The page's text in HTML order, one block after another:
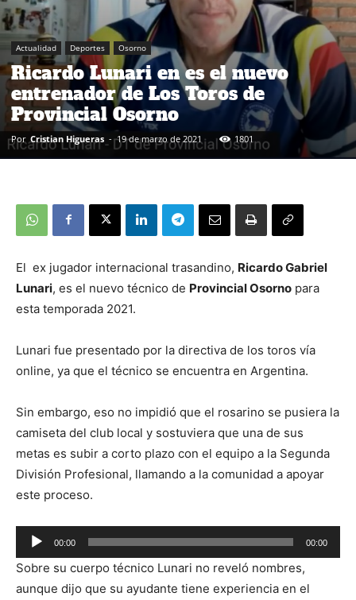
Actualidad Deportes Osorno
Ricardo Lunari en es el nuevo
entrenador de Los Toros de
Provincial Osorno
Por Cristian Higueras - 19 de marzo de 2021 1801
El ex jugador internacional trasandino, Ricardo Gabriel
Lunari, es el nuevo técnico de Provincial Osorno para
esta temporada 2021.
Lunari fue presentado por la directiva de los toros vía
online, ya que el técnico se encuentra en Argentina.
Sin embargo, eso no impidió que el rosarino se pusiera la
camiseta del club local y sostuviera que una de sus
metas es subir a corto plazo con el equipo a la Segunda
División Profesional, llamando a la comunidad a apoyar
este proceso.
Reproductor
de
audio
00:00 00:00
Sobre su cuerpo técnico Lunari no reveló nombres,
aunque dijo que su ayudante tiene experiencia en el